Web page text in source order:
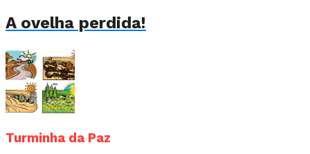
A ovelha perdida!
Turminha da Paz